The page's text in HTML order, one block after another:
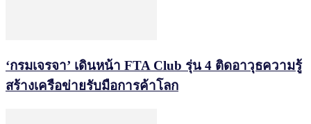
‘กรมเจรจา’ เดินหน้า FTA Club รุ่น 4 ติดอาวุธความรู้
สร้างเครือข่ายรับมือการค้าโลก